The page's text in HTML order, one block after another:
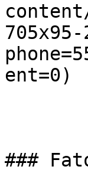
ent=0)
###